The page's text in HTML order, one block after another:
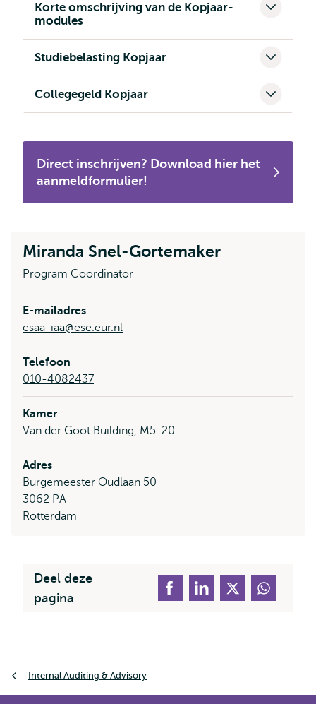
Korte omschrijving van de Kopjaar-
modules
Studiebelasting Kopjaar
Collegegeld Kopjaar
Direct inschrijven? Download hier het
aanmeldformulier!
Miranda Snel-Gortemaker
Program Coordinator
E-mailadres
esaa-iaa@ese.eur.nl
Telefoon
010-4082437
Kamer
Van der Goot Building, M5-20
Adres
Burgemeester Oudlaan 50
3062 PA
Rotterdam
Deel deze
pagina
Internal Auditing & Advisory